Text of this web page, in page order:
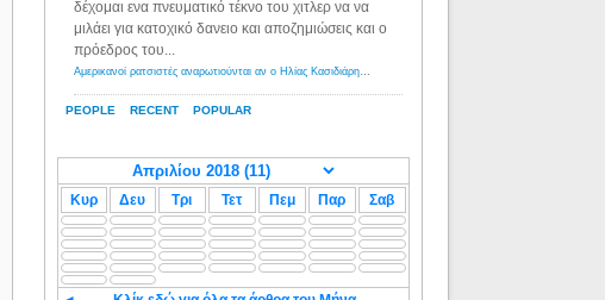
PEOPLE RECENT POPULAR
δέχομαι ενα πνευματικό τέκνο του χιτλερ να να
μιλάει για κατοχικό δανειο και αποζημιώσεις και ο
πρόεδρος του...
Αμερικανοί ρατσιστές αναρωτιούνται αν ο Ηλίας Κασιδιάρης ανήκει στη λευκή φυλή... - Λόγιος Ερμής
Κυρ Δευ Τρι Τετ Πεμ Παρ Σαβ